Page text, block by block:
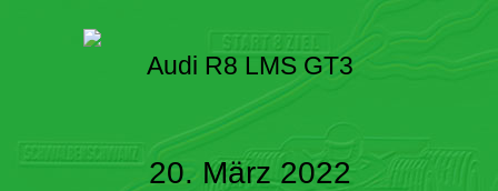
Audi R8 LMS GT3
20. März 2022